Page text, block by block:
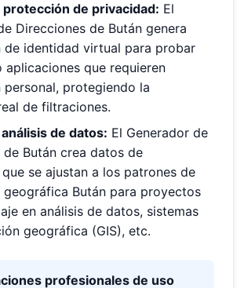
protección de privacidad: El
Direcciones de Bután genera
de identidad virtual para probar
aplicaciones que requieren
personal, protegiendo la
de filtraciones.
de datos: El Generador de
de Bután crea datos de
se ajustan a los patrones de
Bután para proyectos
en análisis de datos, sistemas
geográfica (GIS), etc.
profesionales de uso